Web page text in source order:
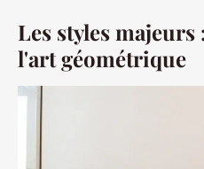
Les styles
l'art géométrique